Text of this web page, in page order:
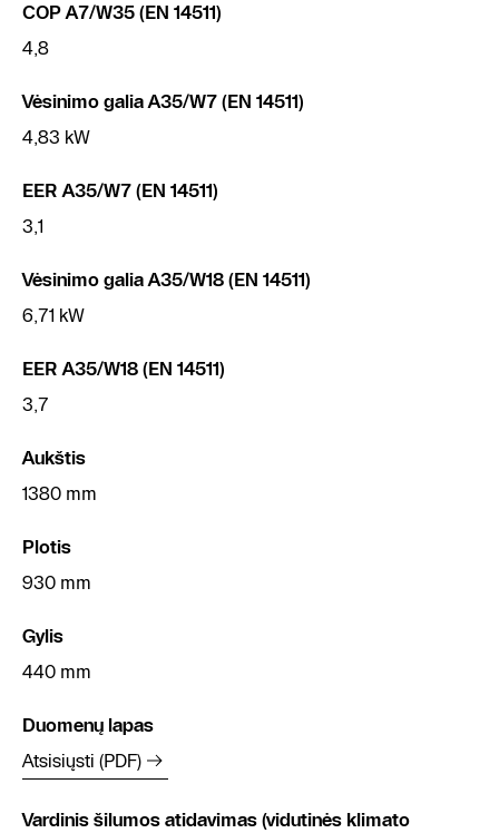
COP A7/W35 (EN 14511)
4,8
Vėsinimo galia A35/W7 (EN 14511)
4,83 kW
EER A35/W7 (EN 14511)
3,1
Vėsinimo galia A35/W18 (EN 14511)
6,71 kW
EER A35/W18 (EN 14511)
3,7
Aukštis
1380 mm
Plotis
930 mm
Gylis
440 mm
Duomenų lapas
Atsisiųsti (PDF)
Vardinis šilumos atidavimas (vidutinės klimato